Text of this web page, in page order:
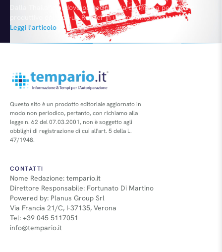
Dalla Thailandia, dove partecipa alla cerimonia per l’avvio
produttivo del pick-up Ranger in un impianto locale, il
Presidente Alan Mulally ha annunciato il progetto di creare
7.000 nuovi posti di lavoro in America nel giro di due anni.
Dichiarazioni che lasciano presagire passi avanti nelle
Leggi l'articolo
Questo sito è un prodotto editoriale aggiornato in
modo non periodico, pertanto, con richiamo alla
legge n. 62 del 07.03.2001, non è soggetto agli
obblighi di registrazione di cui all'art. 5 della L.
47/1948.
CONTATTI
Nome Redazione: tempario.it
Direttore Responsabile: Fortunato Di Martino
Powered by: Planus Group Srl
Via Francia 21/C, I-37135, Verona
Tel: +39 045 5117051
info@tempario.it